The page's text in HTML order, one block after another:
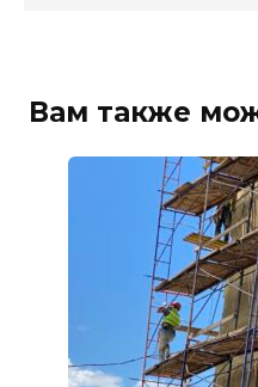
Вам также